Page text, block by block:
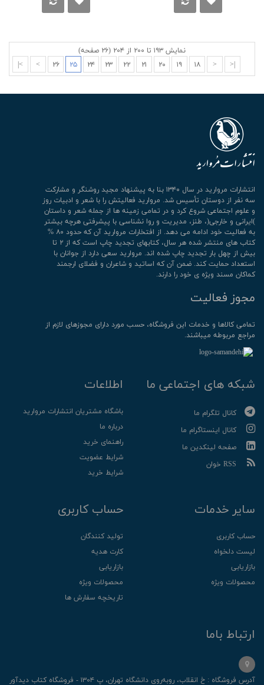
نمایش ۱۹۳ تا ۲۰۰ از ۲۰۴ (۲۶ صفحه)
|<
< ۱۸ ۱۹ ۲۰ ۲۱ ۲۲ ۲۳ ۲۴ ۲۵ ۲۶ >
>|
انتشارات مروارید در سال ۱۳۴۰ بنا به پیشنهاد مجید روشنگر و مشارکت
سه نفر از دوستان تأسیس شد. مروارید فعالیتش را با شعر و ادبیات روز
و علوم اجتماعی شروع کرد و در تمامی زمینه ها از جمله شعر و داستان
)ایرانی و خارجی(، طنز، مدیریت و روا نشناسی با پیشرفتی هرچه بیشتر
به فعالیت خود ادامه می دهد. از افتخارات مروارید آن که حدود ۸۰ %
کتاب های منتشر شده هر سال، کتابهای تجدید چاپ است که از ۲ تا
بیش از چهل بار تجدید چاپ شده اند. مروارید سعی دارد از جوانان با
استعداد حمایت کند. ضمن آن که اساتید و شاعران و فضلای ارجمند
کماکان مسند ویژه ی خود را دارند.
مجوز فعالیت
تمامی كالاها و خدمات این فروشگاه، حسب مورد دارای مجوزهای لازم از
مراجع مربوطه میباشند.
شبکه های اجتماعی ما
کانال تلگرام ما
کانال اینستاگرام ما
صفحه لینکدین ما
RSS خوان
اطلاعات
باشگاه مشتریان انتشارات مروارید
درباره ما
راهنمای خرید
شرایط عضویت
شرایط خرید
سایر خدمات
حساب کاربری
لیست دلخواه
بازاریابی
محصولات ویژه
حساب کاربری
تولید کنندگان
کارت هدیه
بازاریابی
محصولات ویژه
تاریخچه سفارش ها
ارتباط باما
آدرس فروشگاه : خ انقلاب، رو‌به‌روی دانشگاه تهران، پ ۱۳۰۴ - فروشگاه کتاب دیدآور